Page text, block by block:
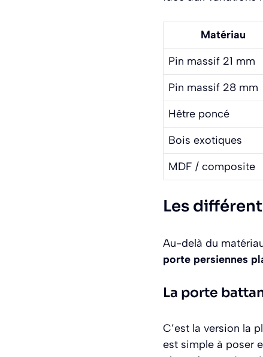
Matériau
Pin massif 21 mm
Pin massif 28 mm
Hêtre poncé
Bois exotiques
MDF / composite
Les
Au-delà du
porte persiennes
La porte
C’est la version la
est simple à poser